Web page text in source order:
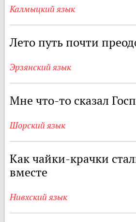
Калмыцкий язык
Лето путь почти
Эрзянский язык
Мне что-то сказал
Шорский язык
Как чайки-крачки
вместе
Нивхский язык